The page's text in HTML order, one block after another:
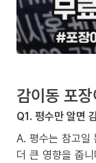
감이동 포
Q1. 평수만 알면
A. 평수는 참고일
더 큰 영향을 줍니